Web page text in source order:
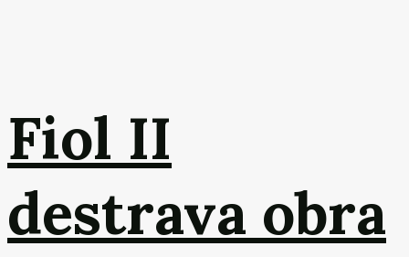
Fiol II
destrava obra